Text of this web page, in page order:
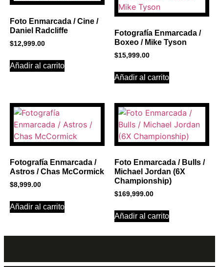
Click Here
Foto Enmarcada / Cine /
Daniel Radcliffe
$12,999.00
Añadir al carrito
Fotografía Enmarcada /
Boxeo / Mike Tyson
$15,999.00
Añadir al carrito
Fotografía Enmarcada /
Astros / Chas McCormick
$8,999.00
Añadir al carrito
Foto Enmarcada / Bulls /
Michael Jordan (6X
Championship)
$169,999.00
Añadir al carrito